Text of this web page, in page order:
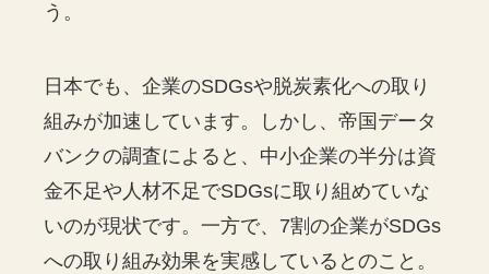
う。
日本でも、企業のSDGsや脱炭素化への取り
組みが加速しています。しかし、帝国データ
バンクの調査によると、中小企業の半分は資
金不足や人材不足でSDGsに取り組めていな
いのが現状です。一方で、7割の企業がSDGs
への取り組み効果を実感しているとのこと。